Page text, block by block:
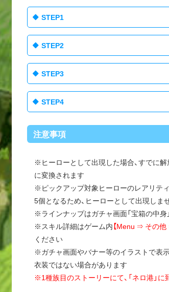
STEP1
STEP2
STEP3
STEP4
注意事項
※ヒーローとして出現した場合、すでに
に変換されます
※ピックアップ対象ヒーローのレアリテ
5個となるため、ヒーローとして出現しま
※ラインナップはガチャ画面「宝箱の中身
※スキル詳細はゲーム内【Menu ⇒ その
ください
※ガチャ画面やバナー等のイラストで表
衣装ではない場合があります
※1種族目のストーリーにて、「ネロ港」